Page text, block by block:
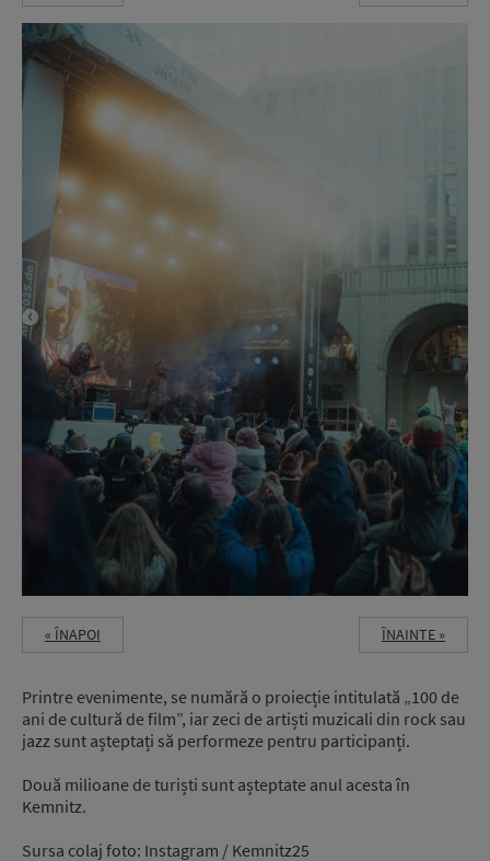
« ÎNAPOI ÎNAINTE »
Printre evenimente, se numără o proiecție intitulată „100 de
ani de cultură de film”, iar zeci de artiști muzicali din rock sau
jazz sunt așteptați să performeze pentru participanți.
Două milioane de turiști sunt așteptate anul acesta în
Kemnitz.
Sursa colaj foto: Instagram / Kemnitz25